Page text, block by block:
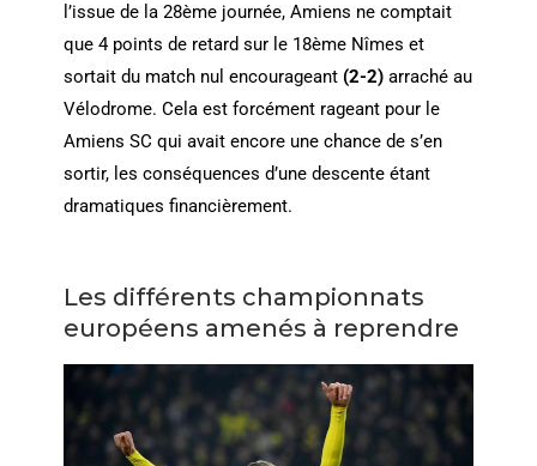
l’issue de la 28ème journée, Amiens ne comptait
que 4 points de retard sur le 18ème Nîmes et
sortait du match nul encourageant (2-2)arraché au
Vélodrome. Cela est forcément rageant pour le
Amiens SC qui avait encore une chance de s’en
sortir, les conséquences d’une descente étant
dramatiques financièrement.
Les différents championnats
européens amenés à reprendre